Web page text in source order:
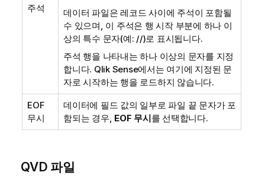
주석
데이터 파일은 레코드 사이에 주석이 포함될
수 있으며, 이 주석은 행 시작 부분에 하나 이
상의 특수 문자(예: //)로 표시됩니다.
주석 행을 나타내는 하나 이상의 문자를 지정
합니다. Qlik Sense에서는 여기에 지정된 문
자로 시작하는 행을 로드하지 않습니다.
EOF
무시
데이터에 필드 값의 일부로 파일 끝 문자가 포
함되는 경우, EOF 무시를 선택합니다.
QVD 파일